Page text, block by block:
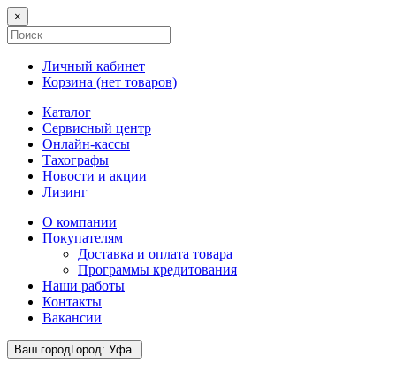
×
Личный кабинет
Корзина (нет товаров)
Каталог
Сервисный центр
Онлайн-кассы
Тахографы
Новости и акции
Лизинг
О компании
Покупателям
Доставка и оплата товара
Программы кредитования
Наши работы
Контакты
Вакансии
Ваш городГород: Уфа